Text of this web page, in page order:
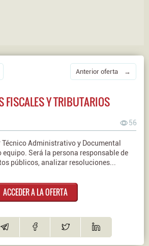
Anterior oferta →
FISCALES Y TRIBUTARIOS
56
Técnico Administrativo y Documental
equipo. Será la persona responsable de
públicos, analizar resoluciones...
ACCEDER A LA OFERTA